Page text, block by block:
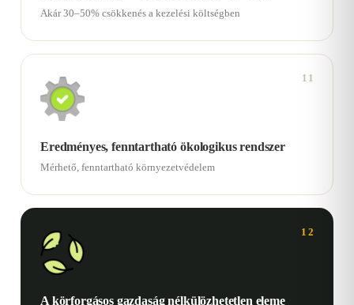
Akár 30–50% csökkenés a kezelési költségben
11
Eredményes, fenntartható ökologikus rendszer
Mérhető, fenntartható környezetvédelem
12
A körforgásos gazdaság nélkülözhetetlen eleme